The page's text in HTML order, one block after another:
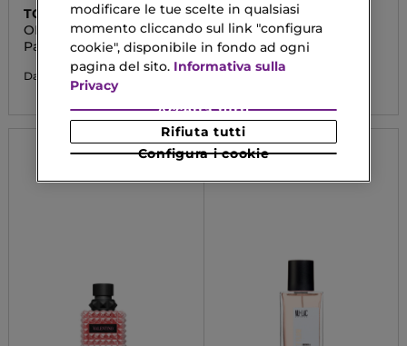
TOM FORD
OMBRÉ LEATHER
Parfum
Da 146,40 €
GIORGIO ARMANI
MY WAY
Eau De Parfum
93,90 €
modificare le tue scelte in qualsiasi
momento cliccando sul link "configura
cookie", disponibile in fondo ad ogni
pagina del sito. Informativa sulla
Privacy
Configura i cookie
Rifiuta tutti
Accetta tutti